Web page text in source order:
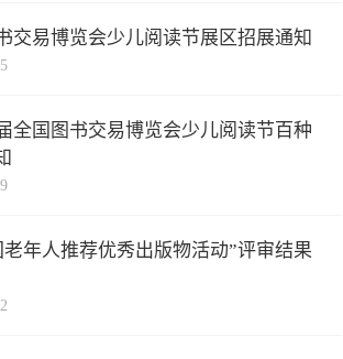
交易博览会少儿阅读节展区招展通知
全国图书交易博览会少儿阅读节百种
年人推荐优秀出版物活动”评审结果